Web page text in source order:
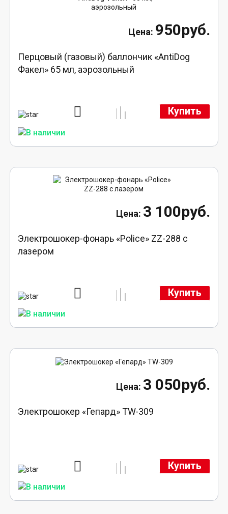
950руб.
Перцовый (газовый) баллончик «AntiDog
Факел» 65 мл, аэрозольный
Купить
3 100руб.
Электрошокер-фонарь «Police» ZZ-288 с
лазером
Купить
3 050руб.
Электрошокер «Гепард» TW-309
Купить